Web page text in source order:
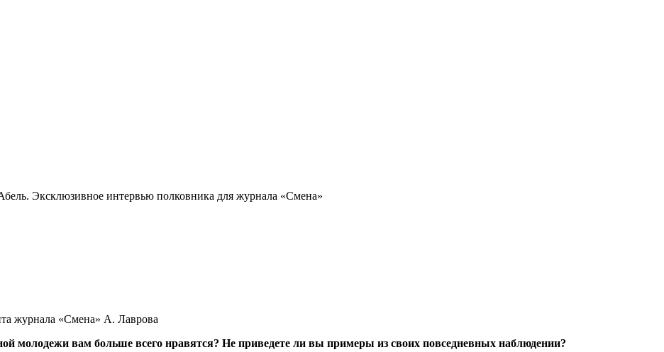
Эксклюзивное интервью полковника для журнала «Смена»
журнала «Смена» А. Лаврова
молодежи вам больше всего нравятся? Не приведете ли вы примеры из своих повседневных наблюдении?